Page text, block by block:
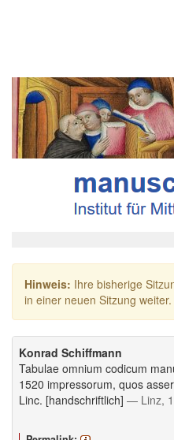
Hinweis: Ihre bisherige
in einer neuen Sitzung weiter.
Konrad Schiffmann
Tabulae omnium codicum
1520 impressorum, quos
Linc. [handschriftlich] — Linz,